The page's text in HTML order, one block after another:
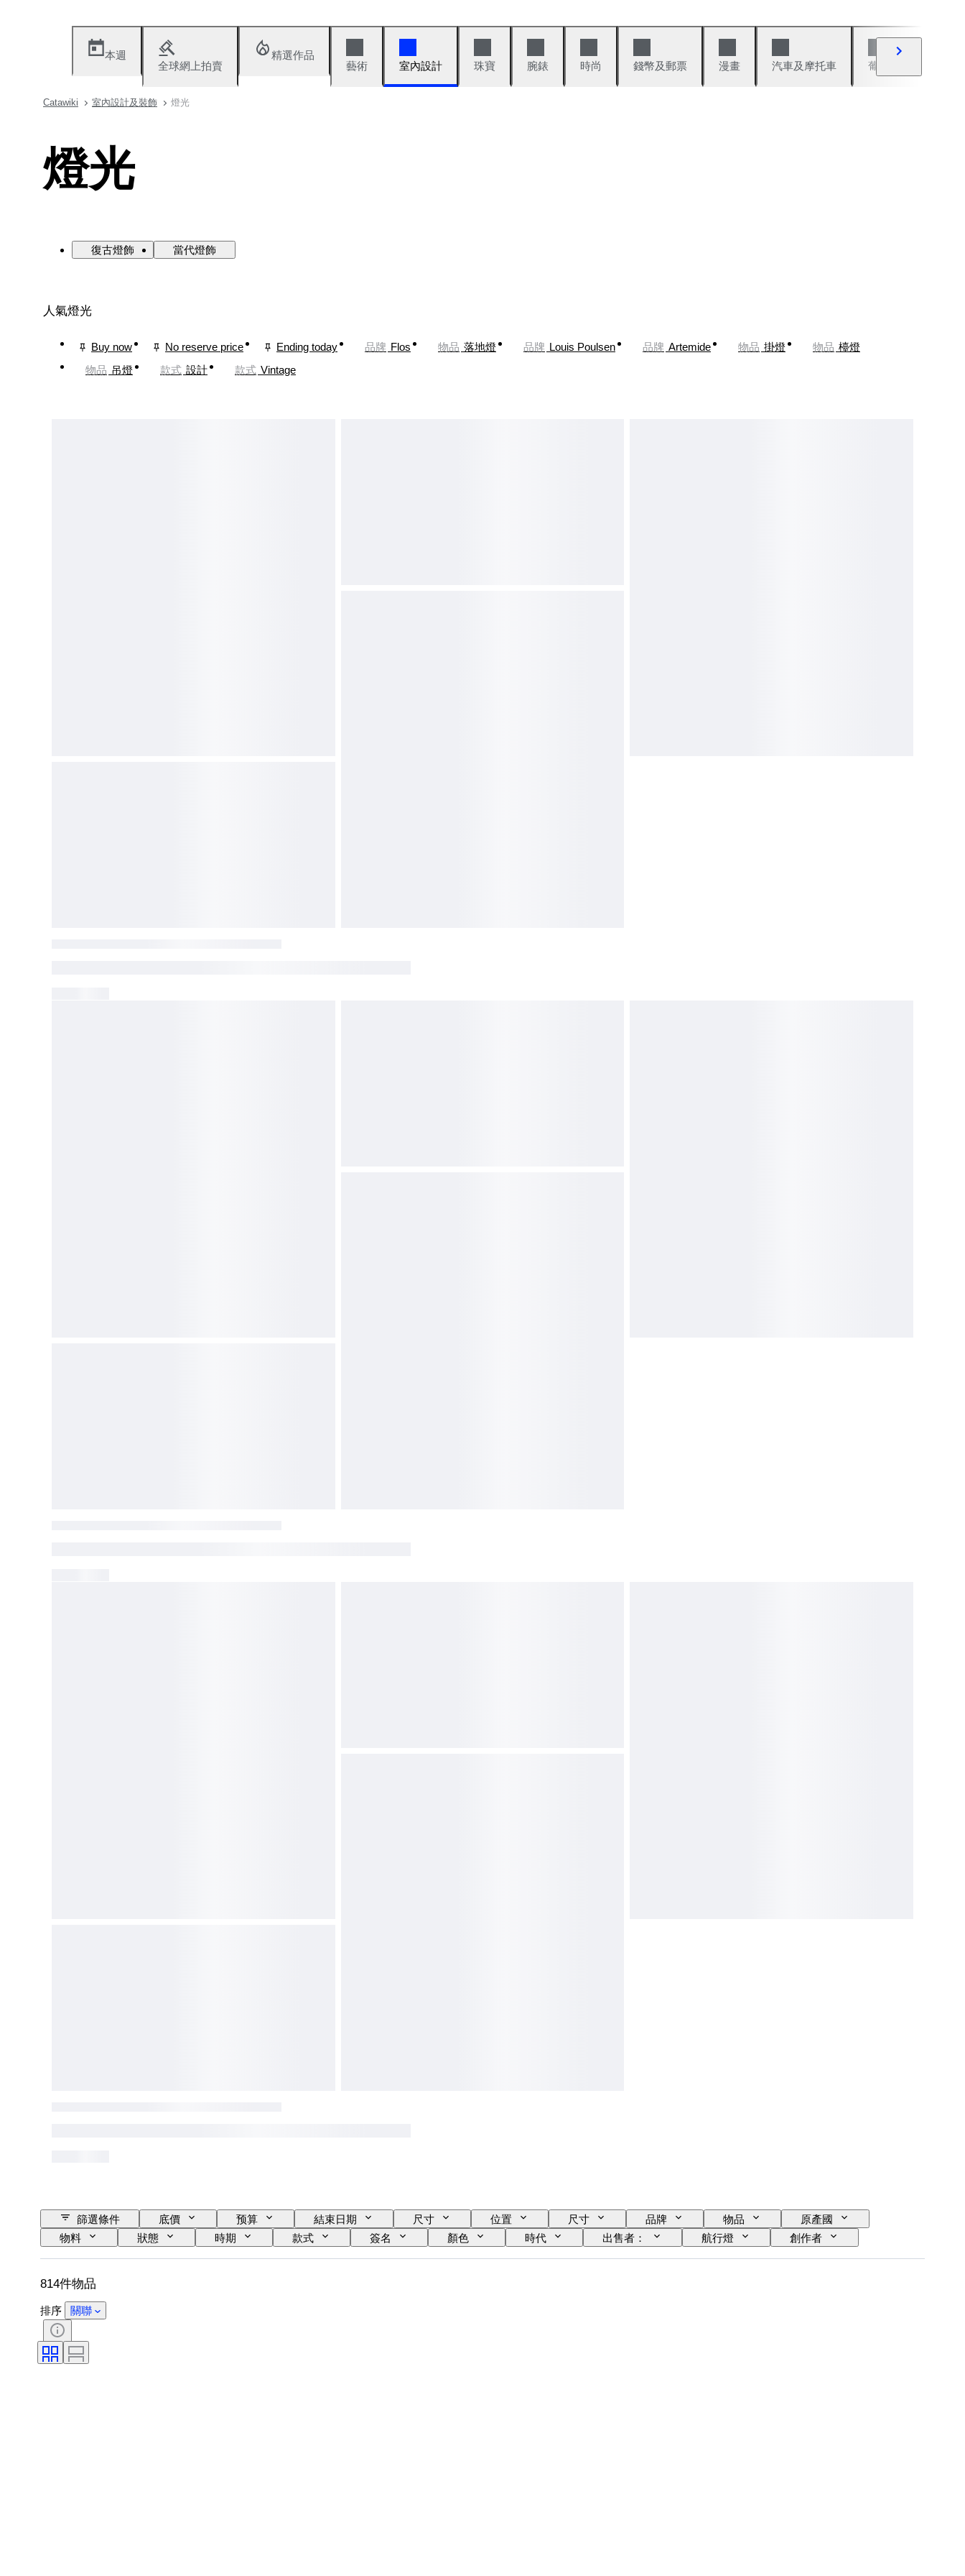
本週
全球網上拍賣
精選作品
藝術
室內設計 珠寶 腕錶 時尚 錢幣及郵票 漫畫 汽車及摩托車 葡萄酒與烈酒
Catawiki 室內設計及裝飾 燈光
燈光
復古燈飾 當代燈飾
人氣燈光
Buy now No reserve price Ending today 品牌 Flos 物品 落地燈 品牌 Louis Poulsen 品牌 Artemide 物品 掛燈 物品 檯燈
物品 吊燈 款式 設計 款式 Vintage
篩選條件 底價 预算 結束日期 尺寸 位置 尺寸 品牌 物品
原產國
物料
狀態 時期 款式 簽名 顏色 時代 出售者： 航行燈
創作者
型號
814件物品
排序 關聯